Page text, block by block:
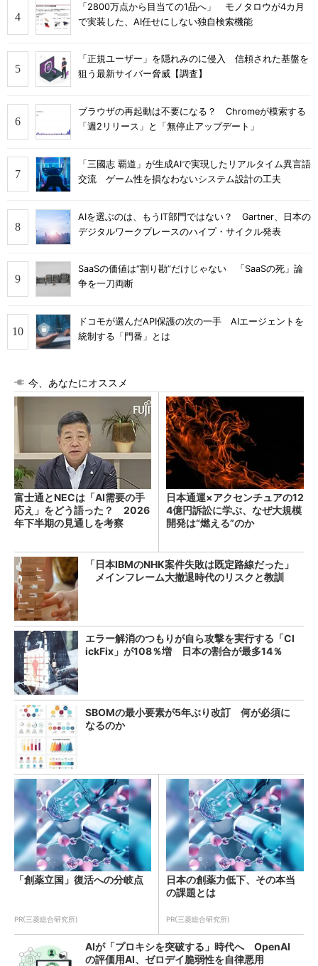
「2800万点から目当ての1品へ」 モノタロウが4カ月
で実装した、AI任せにしない独自検索機能
「正規ユーザー」を隠れみのに侵入 信頼された基盤を
狙う最新サイバー脅威【調査】
ブラウザの再起動は不要になる？ Chromeが模索する
「週2リリース」と「無停止アップデート」
「三國志 覇道」が生成AIで実現したリアルタイム異言語
交流 ゲーム性を損なわないシステム設計の工夫
AIを選ぶのは、もうIT部門ではない？ Gartner、日本の
デジタルワークプレースのハイプ・サイクル発表
SaaSの価値は“割り勘”だけじゃない 「SaaSの死」論
争を一刀両断
ドコモが選んだAPI保護の次の一手 AIエージェントを
統制する「門番」とは
今、あなたにオススメ
富士通とNECは「AI需要の手
応え」をどう語った？ 2026
年下半期の見通しを考察
日本通運×アクセンチュアの12
4億円訴訟に学ぶ、なぜ大規模
開発は“燃える”のか
「日本IBMのNHK案件失敗は既定路線だった」
メインフレーム大撤退時代のリスクと教訓
エラー解消のつもりが自ら攻撃を実行する「Cl
ickFix」が108％増 日本の割合が最多14％
SBOMの最小要素が5年ぶり改訂 何が必須に
なるのか
「創薬立国」復活への分岐点
PR(三菱総合研究所)
日本の創薬力低下、その本当
の課題とは
PR(三菱総合研究所)
AIが「プロキシを突破する」時代へ OpenAI
の評価用AI、ゼロデイ脆弱性を自律悪用